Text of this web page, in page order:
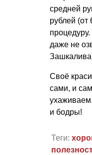
средней
рублей (от
даже не
Своё
сами, и
и бодры!
Теги: